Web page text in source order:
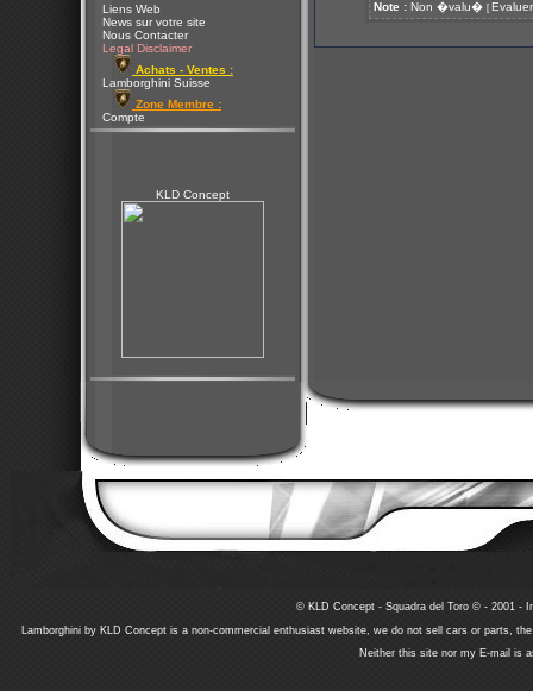
Liens Web
News sur votre site
Nous Contacter
Legal Disclaimer
Achats - Ventes :
Lamborghini Suisse
Zone Membre :
Compte
KLD Concept
Note : Non �valu� [ Evaluer
© KLD Concept - Squadra del Toro © - 2001 -
Lamborghini by KLD Concept is a non-commercial enthusiast website, we do not sell cars or parts,
Neither this site nor my E-mail is